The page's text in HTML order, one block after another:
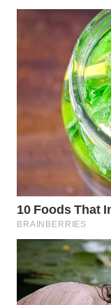
GORONTALO
SULUT
MALUKU
WN
DAIRI
WN
DANAU
TOBA